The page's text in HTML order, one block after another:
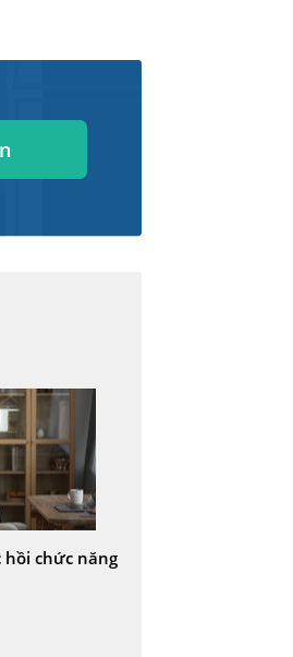
chức năng